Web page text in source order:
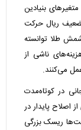
بنیادین
ریال حرکت
طلا توانسته
ناشی از
می‌کنند.
در کوتاه‌مدت
اصلاح پایدار در
ریسک بزرگی